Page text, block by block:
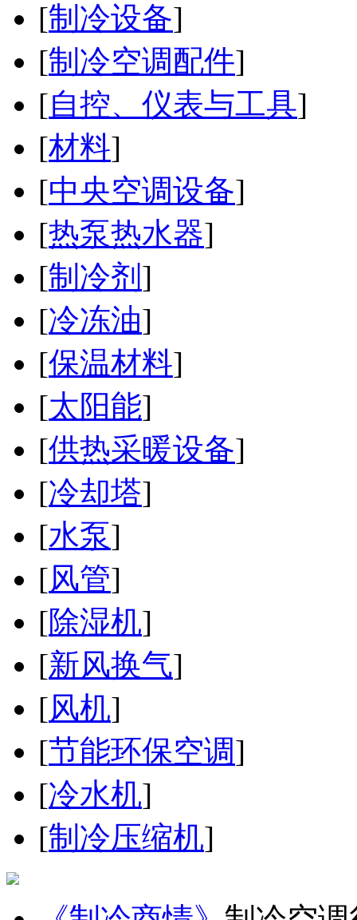
[制冷设备]
[制冷空调配件]
[自控、仪表与工具]
[材料]
[中央空调设备]
[热泵热水器]
[制冷剂 ]
[冷冻油]
[保温材料]
[太阳能]
[供热采暖设备]
[冷却塔]
[水泵]
[风管]
[除湿机]
[新风换气]
[风机]
[节能环保空调]
[冷水机]
[制冷压缩机]